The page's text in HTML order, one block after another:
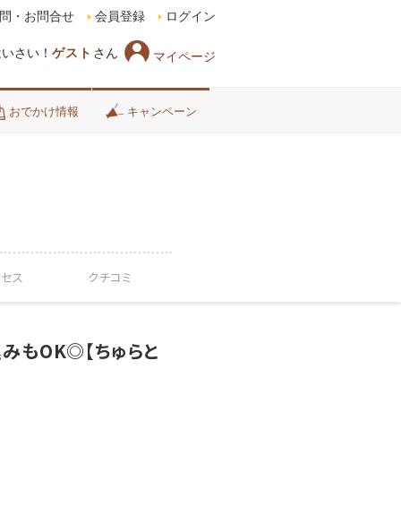
さい！ ゲスト さん マイページ
・お問合せ 会員登録 ログイン
おでかけ情報 キャンペーン
ス クチコミ
もOK◎【ちゅらと